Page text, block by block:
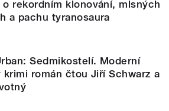
o rekordním klonování, mlsných
a pachu tyranosaura
Sedmikostelí. Moderní
krimi román čtou Jiří Schwarz a